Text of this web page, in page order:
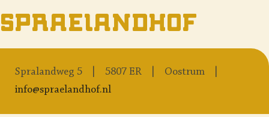
Spraelandhof
Spralandweg 5 5807 ER
Oostrum
info@spraelandhof.nl